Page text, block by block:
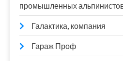
промышленных
Галактика, компания
Гараж Проф